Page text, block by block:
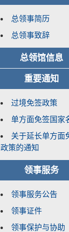
总领事简历
总领事致辞
总领馆信息
重要通知
过境免签政策
单方面免签国家
关于延长单方面
政策的通知
领事服务
领事服务公告
领事证件
领事保护与协助